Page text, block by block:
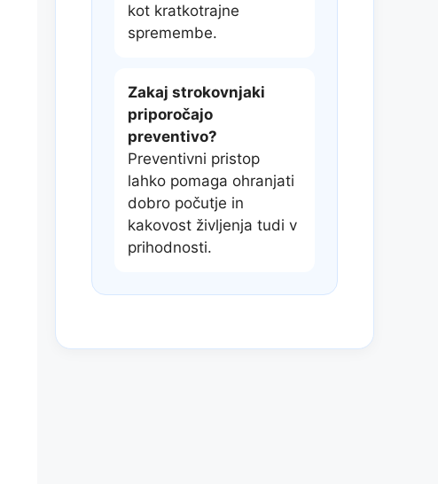
kot kratkotrajne
spremembe.
Zakaj strokovnjaki
priporočajo
preventivo?
Preventivni pristop
lahko pomaga ohranjati
dobro počutje in
kakovost življenja tudi v
prihodnosti.